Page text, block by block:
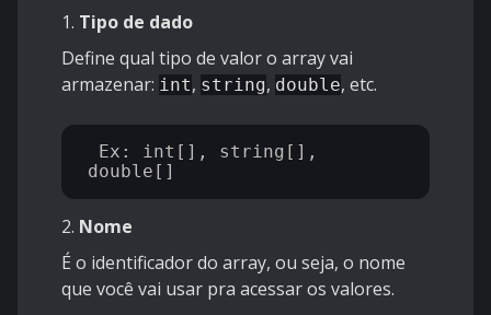
1. Tipo de dado
Define qual tipo de valor o array vai
armazenar: int, string, double, etc.
2. Nome
É o identificador do array, ou seja, o nome
que você vai usar pra acessar os valores.